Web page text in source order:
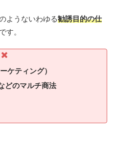
ようないわゆる勧誘目的の仕
す。
ケティング）
どのマルチ商法